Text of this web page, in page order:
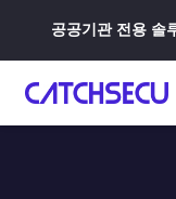
공공기관 전용 솔